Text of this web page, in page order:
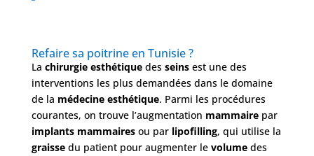
Refaire sa poitrine en Tunisie ?
La chirurgie esthétiquedes seinsest une des
interventions les plus demandées dans le domaine
de la médecine esthétique. Parmi les procédures
courantes, on trouve l’augmentation mammairepar
implants mammairesou par lipofilling, qui utilise la
graissedu patient pour augmenter le volumedes